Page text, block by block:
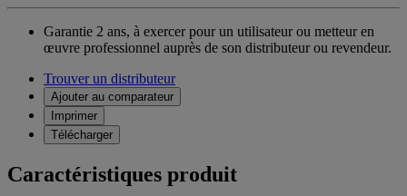
Garantie 2 ans, à exercer pour un utilisateur ou metteur en
œuvre professionnel auprès de son distributeur ou revendeur.
Trouver un distributeur
Ajouter au comparateur
Imprimer
Télécharger
Caractéristiques produit